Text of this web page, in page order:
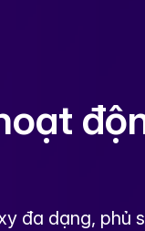
đa dạng, phủ